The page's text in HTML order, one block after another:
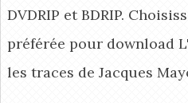
DVDRIP et BDRIP.
préférée pour download
les traces de Jacques